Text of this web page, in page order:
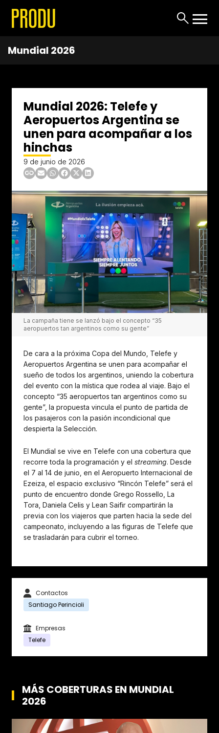
Mundial 2026
Mundial 2026: Telefe y
Aeropuertos Argentina se
unen para acompañar a los
hinchas
9 de junio de 2026
La campaña tiene se lanzó bajo el concepto “35
aeropuertos tan argentinos como su gente”
De cara a la próxima Copa del Mundo, Telefe y
Aeropuertos Argentina se unen para acompañar el
sueño de todos los argentinos, uniendo la cobertura
del evento con la mística que rodea al viaje. Bajo el
concepto “35 aeropuertos tan argentinos como su
gente”, la propuesta vincula el punto de partida de
los pasajeros con la pasión incondicional que
despierta la Selección.
El Mundial se vive en Telefe con una cobertura que
recorre toda la programación y el streaming. Desde
el 7 al 14 de junio, en el Aeropuerto Internacional de
Ezeiza, el espacio exclusivo “Rincón Telefe” será el
punto de encuentro donde Grego Rossello, La
Tora, Daniela Celis y Lean Saifir compartirán la
previa con los viajeros que parten hacia la sede del
campeonato, incluyendo a las figuras de Telefe que
se trasladarán para cubrir el torneo.
Contactos
Santiago Perincioli
Empresas
Telefe
MÁS COBERTURAS EN MUNDIAL
2026